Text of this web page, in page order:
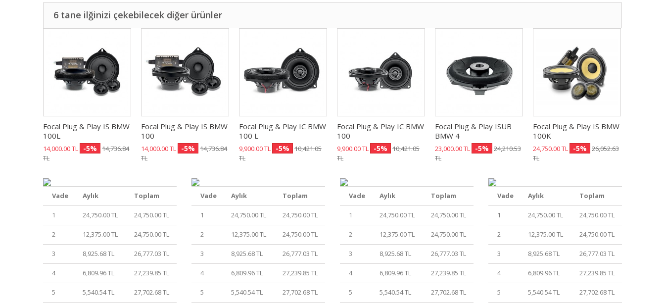
6 tane ilğinizi çekebilecek diğer ürünler
Focal Plug & Play IS BMW
100L
14,000.00 TL -5%
14,736.84
TL
Focal Plug & Play IS BMW
100
14,000.00 TL -5%
14,736.84
TL
Focal Plug & Play IC BMW
100 L
9,900.00 TL -5%
10,421.05
TL
Focal Plug & Play IC BMW
100
9,900.00 TL -5%
10,421.05
TL
Focal Plug & Play ISUB
BMW 4
23,000.00 TL -5%
24,210.53
TL
Focal Plug & Play IS BMW
100K
24,750.00 TL -5%
26,052.63
TL
Vade Aylık Toplam
1 24,750.00 TL 24,750.00 TL
2 12,375.00 TL 24,750.00 TL
3 8,925.68 TL 26,777.03 TL
4 6,809.96 TL 27,239.85 TL
5 5,540.54 TL 27,702.68 TL
Vade Aylık Toplam
1 24,750.00 TL 24,750.00 TL
2 12,375.00 TL 24,750.00 TL
3 8,925.68 TL 26,777.03 TL
4 6,809.96 TL 27,239.85 TL
5 5,540.54 TL 27,702.68 TL
Vade Aylık Toplam
1 24,750.00 TL 24,750.00 TL
2 12,375.00 TL 24,750.00 TL
3 8,925.68 TL 26,777.03 TL
4 6,809.96 TL 27,239.85 TL
5 5,540.54 TL 27,702.68 TL
Vade Aylık Toplam
1 24,750.00 TL 24,750.00 TL
2 12,375.00 TL 24,750.00 TL
3 8,925.68 TL 26,777.03 TL
4 6,809.96 TL 27,239.85 TL
5 5,540.54 TL 27,702.68 TL